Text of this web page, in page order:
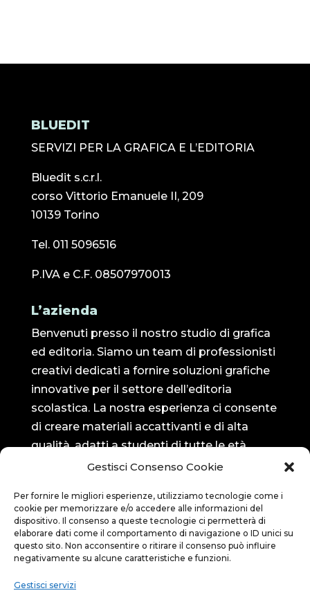
Gestisci Consenso Cookie
Per fornire le migliori esperienze, utilizziamo tecnologie come i
cookie per memorizzare e/o accedere alle informazioni del
dispositivo. Il consenso a queste tecnologie ci permetterà di
elaborare dati come il comportamento di navigazione o ID unici su
questo sito. Non acconsentire o ritirare il consenso può influire
negativamente su alcune caratteristiche e funzioni.
Gestisci servizi
BLUEDIT
SERVIZI PER LA GRAFICA E L’EDITORIA
Bluedit s.c.r.l.
corso Vittorio Emanuele II, 209
10139 Torino
Tel. 011 5096516
P.IVA e C.F. 08507970013
L’azienda
Benvenuti presso il nostro studio di grafica
ed editoria. Siamo un team di professionisti
creativi dedicati a fornire soluzioni grafiche
innovative per il settore dell’editoria
scolastica. La nostra esperienza ci consente
di creare materiali accattivanti e di alta
qualità, adatti a studenti di tutte le età.
 Bluedit su Facebook
Bluedit su Instagram